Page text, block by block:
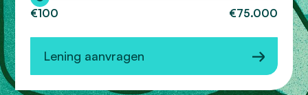
€100 €75.000
Lening aanvragen